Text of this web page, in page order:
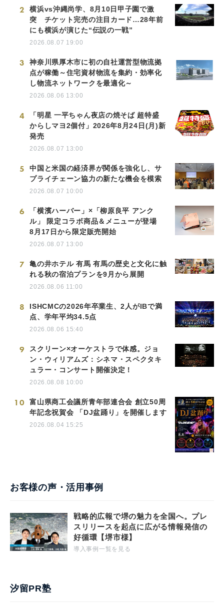
2
横浜vs沖縄尚学、8月10日甲子園で激
突 チケット完売の注目カード…28年前
にも横浜が演じた“伝説の一戦”
2026.08.07 19:00
3
神奈川県厚木市に初の自社運営型物流拠
点が稼働～住宅資材物流を集約・効率化
し物流ネットワークを最適化～
2026.08.06 13:00
4
「明星 一平ちゃん夜店の焼そば 超特盛
からしマヨ2個付」2026年8月24日(月)新
発売
2026.08.07 13:00
5
中国と米国の経済界が関係を強化し、サ
プライチェーン協力の新たな機会を模索
2026.08.07 10:00
6
「横濱ハーバー」×「柳原良平 アンク
ル」 限定コラボ商品＆メニューが登場
8月17日から限定販売開始
2026.08.07 13:00
7
亀の井ホテル 有馬 有馬の歴史と文化に触
れる秋の宿泊プランを9月から展開
2026.08.06 11:00
8
ISHCMCの2026年卒業生、2人がIBで満
点、学年平均34.5点
2026.08.06 15:40
9
スクリーン×オーケストラで体感。ジョ
ン・ウィリアムズ：シネマ・スペクタキ
ュラー・コンサート開催決定！
2026.08.08 10:00
10
富山県商工会議所青年部連合会 創立50周
年記念祝賀会 「DJ盆踊り」を開催します
2026.08.04 15:25
お客様の声・活用事例
戦略的広報で堺の魅力を全国へ。プレ
スリリースを起点に広がる情報発信の
好循環【堺市様】
導入事例一覧を見る
汐留PR塾